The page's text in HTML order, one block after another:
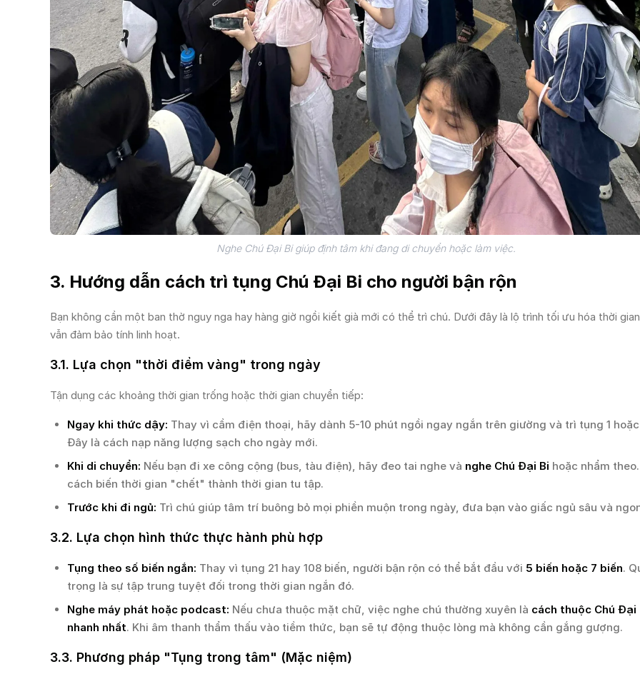
Nghe Chú Đại Bi giúp định tâm khi đang di chuyển hoặc làm việc.
3. Hướng dẫn cách trì tụng Chú Đại Bi cho người bận rộn
Bạn không cần một ban thờ nguy nga hay hàng giờ ngồi kiết già mới có thể trì chú. Dưới đây là lộ trình tối ưu hóa thời
vẫn đảm bảo tính linh hoạt.
3.1. Lựa chọn "thời điểm vàng" trong ngày
Tận dụng các khoảng thời gian trống hoặc thời gian chuyển tiếp:
Ngay khi thức dậy: Thay vì cầm điện thoại, hãy dành 5-10 phút ngồi ngay ngắn trên giường và trì tụng 1
Đây là cách nạp năng lượng sạch cho ngày mới.
Khi di chuyển: Nếu bạn đi xe công cộng (bus, tàu điện), hãy đeo tai nghe và nghe Chú Đại Bi hoặc nhẩm
cách biến thời gian "chết" thành thời gian tu tập.
Trước khi đi ngủ: Trì chú giúp tâm trí buông bỏ mọi phiền muộn trong ngày, đưa bạn vào giấc ngủ sâu và
3.2. Lựa chọn hình thức thực hành phù hợp
Tụng theo số biến ngắn: Thay vì tụng 21 hay 108 biến, người bận rộn có thể bắt đầu với 5 biến hoặc 7 biến.
trọng là sự tập trung tuyệt đối trong thời gian ngắn đó.
Nghe máy phát hoặc podcast: Nếu chưa thuộc mặt chữ, việc nghe chú thường xuyên là cách thuộc Chú Đại
nhanh nhất. Khi âm thanh thẩm thấu vào tiềm thức, bạn sẽ tự động thuộc lòng mà không cần gắng gượng.
3.3. Phương pháp "Tụng trong tâm" (Mặc niệm)